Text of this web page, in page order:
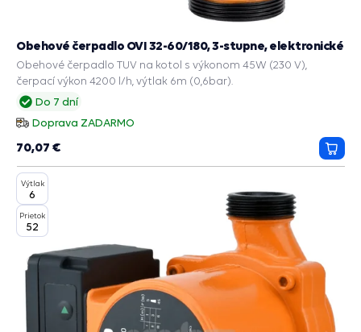
Do 7 dní
Doprava ZADARMO
Obehové čerpadlo OVI 32-60/180, 3-stupne, elektronické
Obehové čerpadlo TUV na kotol s výkonom 45W (230 V),
čerpací výkon 4200 l/h, výtlak 6m (0,6bar).
70,07 €
do
Výtlak
6
Prietok
52